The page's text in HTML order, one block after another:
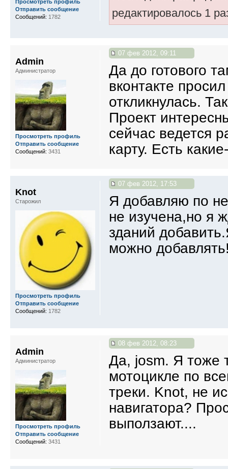
редактировалось 1
Просмотреть профиль
Отправить сообщение
Сообщений: 1782
07 фев 2012, 09:11
Да до готового
вконтакте
откликнулась.
Проект
сейчас ведется
карту. Есть
Admin
Администратор
Просмотреть профиль
Отправить сообщение
Сообщений: 3431
07 фев 2012, 17:53
Я добавляю по
не изучена,но я
зданий
можно
Knot
Старожил
Просмотреть профиль
Отправить сообщение
Сообщений: 1782
08 фев 2012, 08:23
Да, josm. Я тоже
мотоцикле по
треки. Knot, не
навигатора?
выползают....
Admin
Администратор
Просмотреть профиль
Отправить сообщение
Сообщений: 3431